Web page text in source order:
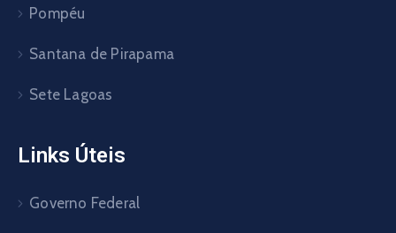
Pompéu
Santana de Pirapama
Sete Lagoas
Links Úteis
Governo Federal